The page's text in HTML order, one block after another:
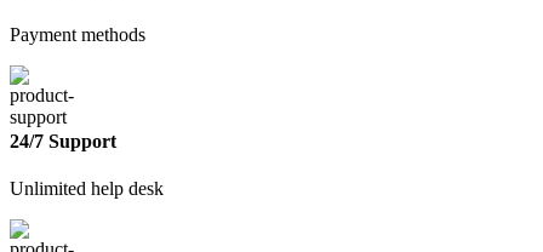
Payment methods
24/7 Support
Unlimited help desk